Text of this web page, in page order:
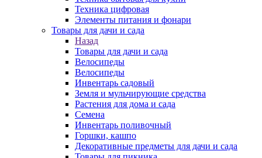
Техника цифровая
Элементы питания и фонари
Товары для дачи и сада
Назад
Товары для дачи и сада
Велосипеды
Велосипеды
Инвентарь садовый
Земля и мульчирующие средства
Растения для дома и сада
Семена
Инвентарь поливочный
Горшки, кашпо
Декоративные предметы для дачи и сада